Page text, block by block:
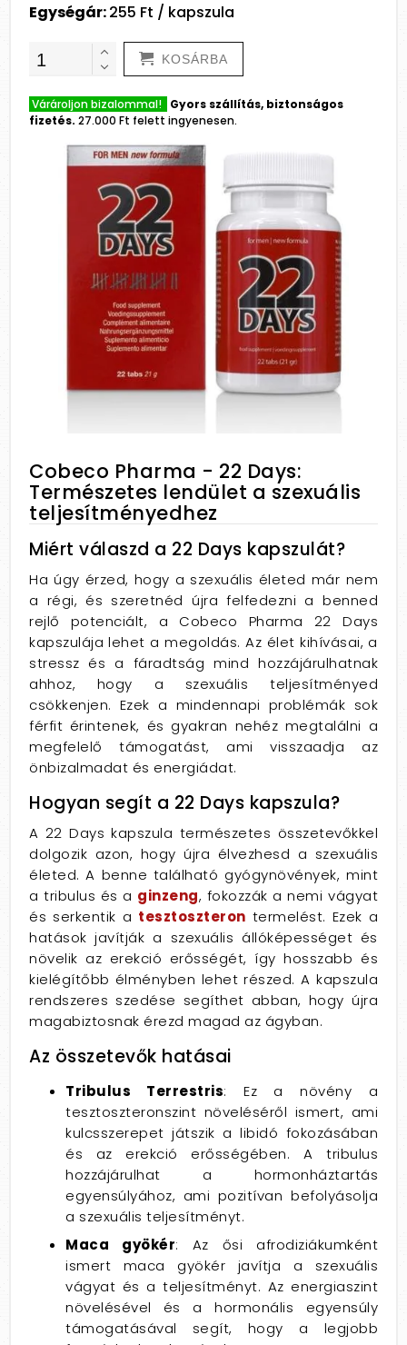
Egységár:255 Ft / kapszula
KOSÁRBA
Várároljon bizalommal! Gyors szállítás, biztonságos
fizetés. 27.000 Ft felett ingyenesen.
Cobeco Pharma - 22 Days:
Természetes lendület a szexuális
teljesítményedhez
Miért válaszd a 22 Days kapszulát?
Ha úgy érzed, hogy a szexuális életed már nem
a régi, és szeretnéd újra felfedezni a benned
rejlő potenciált, a Cobeco Pharma 22 Days
kapszulája lehet a megoldás. Az élet kihívásai, a
stressz és a fáradtság mind hozzájárulhatnak
ahhoz, hogy a szexuális teljesítményed
csökkenjen. Ezek a mindennapi problémák sok
férfit érintenek, és gyakran nehéz megtalálni a
megfelelő támogatást, ami visszaadja az
önbizalmadat és energiádat.
Hogyan segít a 22 Days kapszula?
A 22 Days kapszula természetes összetevőkkel
dolgozik azon, hogy újra élvezhesd a szexuális
életed. A benne található gyógynövények, mint
a tribulus és a ginzeng, fokozzák a nemi vágyat
és serkentik a tesztoszteron termelést. Ezek a
hatások javítják a szexuális állóképességet és
növelik az erekció erősségét, így hosszabb és
kielégítőbb élményben lehet részed. A kapszula
rendszeres szedése segíthet abban, hogy újra
magabiztosnak érezd magad az ágyban.
Az összetevők hatásai
Tribulus Terrestris: Ez a növény a
tesztoszteronszint növeléséről ismert, ami
kulcsszerepet játszik a libidó fokozásában
és az erekció erősségében. A tribulus
hozzájárulhat a hormonháztartás
egyensúlyához, ami pozitívan befolyásolja
a szexuális teljesítményt.
Maca gyökér: Az ősi afrodiziákumként
ismert maca gyökér javítja a szexuális
vágyat és a teljesítményt. Az energiaszint
növelésével és a hormonális egyensúly
támogatásával segít, hogy a legjobb